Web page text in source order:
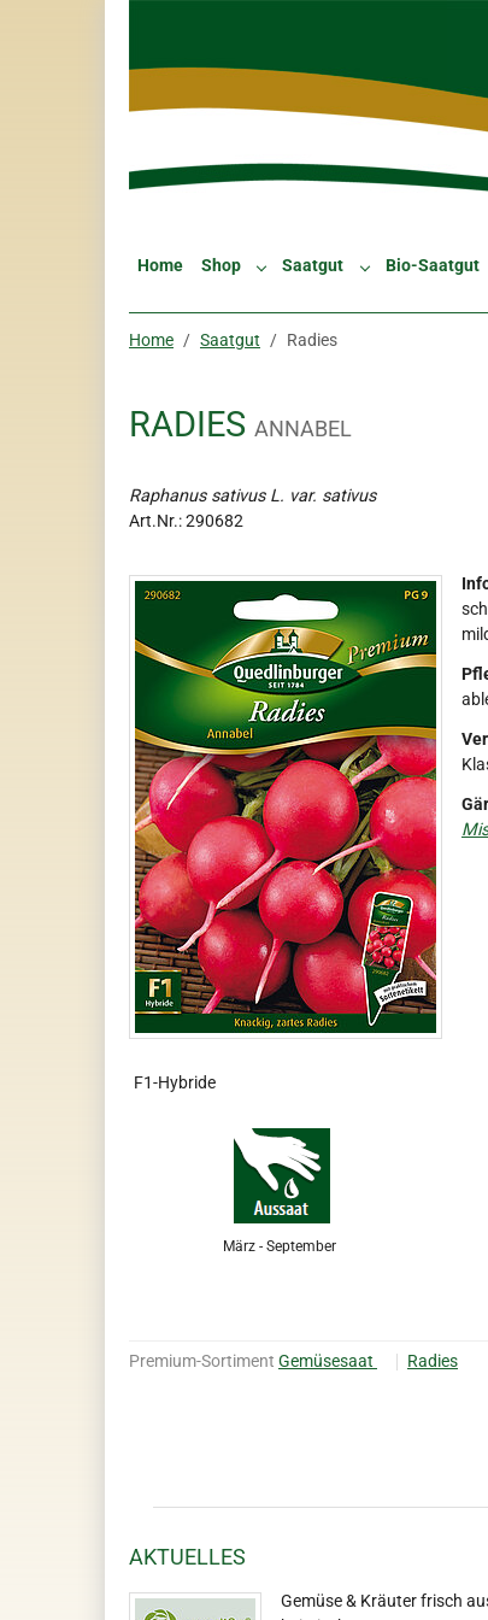
Home Shop Submenu for "Shop"
Saatgut Submenu for
Bio-Saatgut
Home Saatgut Radies
RADIES ANNABEL
Raphanus sativus L. var. sativus
Art.Nr.:290682
F1-Hybride
März - September
Premium-Sortiment Gemüsesaat Radies
AKTUELLES
Gemüse & Kräuter frisch